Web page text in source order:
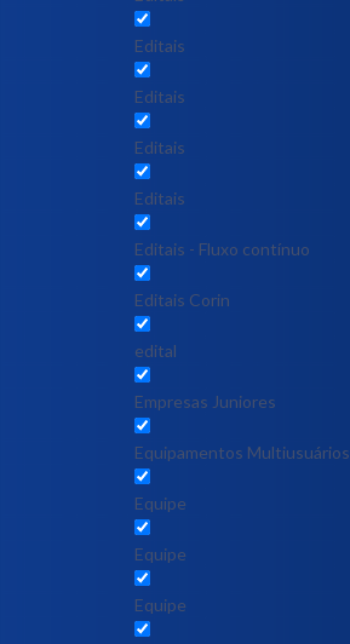
Editais
Editais
Editais
Editais
Editais - Fluxo contínuo
Editais Corin
edital
Empresas Juniores
Equipamentos Multiusuários
Equipe
Equipe
Equipe